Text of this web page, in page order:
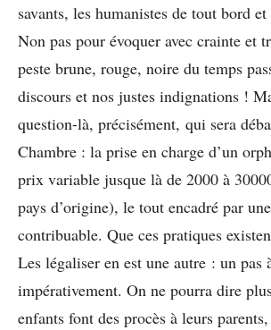
savants, les humanistes de tout bord
Non pas pour évoquer avec crainte et
peste brune, rouge, noire du temps
discours et nos justes indignations !
question-là, précisément, qui sera
Chambre : la prise en charge d’un
prix variable jusque là de 2000 à
pays d’origine), le tout encadré par
contribuable. Que ces pratiques
Les légaliser en est une autre : un pas
impérativement. On ne pourra dire
enfants font des procès à leurs